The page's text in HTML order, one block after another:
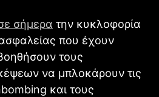
σήμερα την κυκλοφορία
που έχουν
τους
να μπλοκάρουν τις
και τους